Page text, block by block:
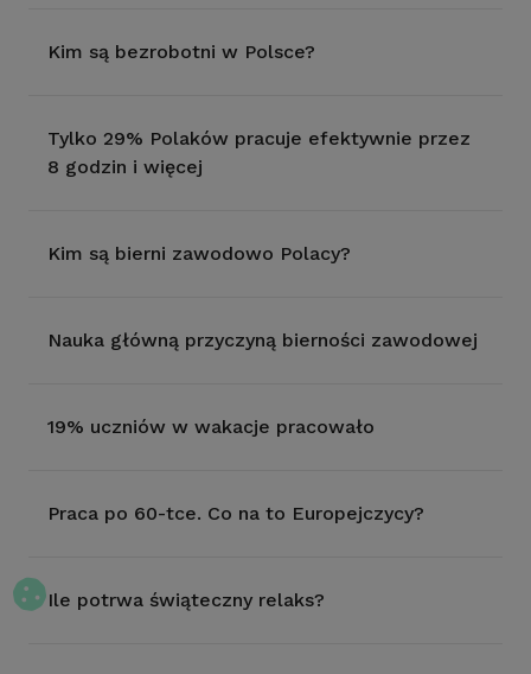
Kim są bezrobotni w Polsce?
Tylko 29% Polaków pracuje efektywnie przez
8 godzin i więcej
Kim są bierni zawodowo Polacy?
Nauka główną przyczyną bierności zawodowej
19% uczniów w wakacje pracowało
Praca po 60-tce. Co na to Europejczycy?
Ile potrwa świąteczny relaks?